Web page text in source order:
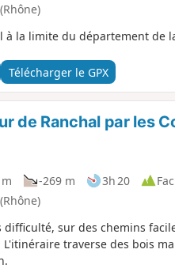
à la limite du département de
Télécharger le GPX
de Ranchal par les
-269 m 3h 20
difficulté, sur des chemins
traverse des bois